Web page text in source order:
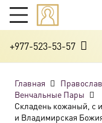
+977-523-53-57
Главная
Венчальные Пары
Складень кожаный, с
и Владимирская